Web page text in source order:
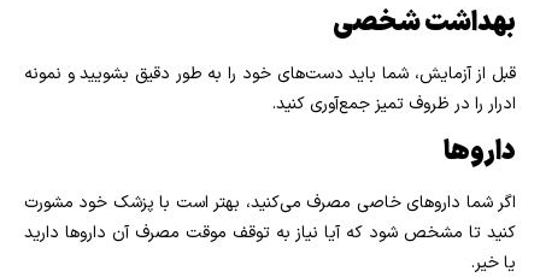
بهداشت شخصی
قبل از آزمایش، شما باید دست‌های خود را به طور دقیق بشویید و نمونه
ادرار را در ظروف تمیز جمع‌آوری کنید.
داروها
اگر شما داروهای خاصی مصرف می‌کنید، بهتر است با پزشک خود مشورت
کنید تا مشخص شود که آیا نیاز به توقف موقت مصرف آن داروها دارید
یا خیر.